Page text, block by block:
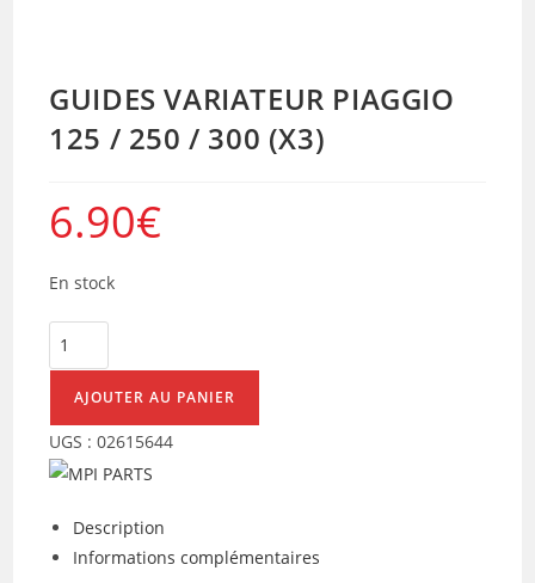
GUIDES VARIATEUR PIAGGIO
125 / 250 / 300 (X3)
6.90€
En stock
quantité
de
GUIDES
VARIATEUR
PIAGGIO
125
AJOUTER AU PANIER
UGS :02615644
Description
Informations complémentaires